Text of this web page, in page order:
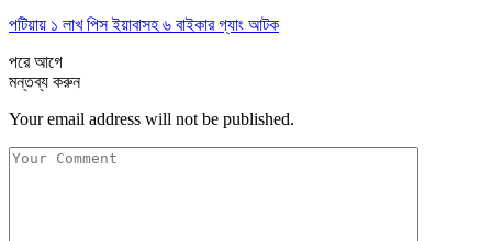
পটিয়ায় ১ লাখ পিস ইয়াবাসহ ৬ বাইকার গ্যাং আটক
পরেআগে
মন্তব্য করুন
Your email address will not be published.